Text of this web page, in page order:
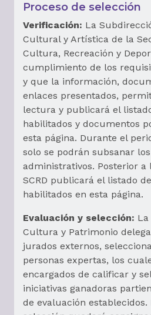
Proceso de selección
Verificación: La
Cultural y Artística de la
Cultura, Recreación y
cumplimiento de los
y que la información,
enlaces presentados,
lectura y publicará el
habilitados y documentos
esta página. Durante el
solo se podrán subsanar
administrativos. Posterior a
SCRD publicará el listado
habilitados en esta página.
Evaluación y selección:
Cultura y Patrimonio
jurados externos,
personas expertas, los
encargados de calificar y
iniciativas ganadoras
de evaluación establecidos.